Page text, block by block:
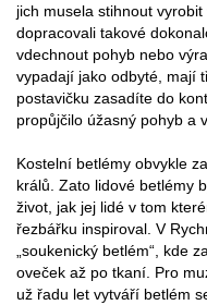
jich musela stihnout
dopracovali takové
vdechnout pohyb nebo
vypadají jako odbyté, mají
postavičku zasadíte do
propůjčilo úžasný pohyb a
Kostelní betlémy obvykle
králů. Zato lidové betlémy
život, jak jej lidé v tom
řezbářku inspiroval. V
„soukenický betlém“, kde
oveček až po tkaní. Pro
už řadu let vytváří betlém